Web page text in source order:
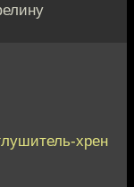
хрен